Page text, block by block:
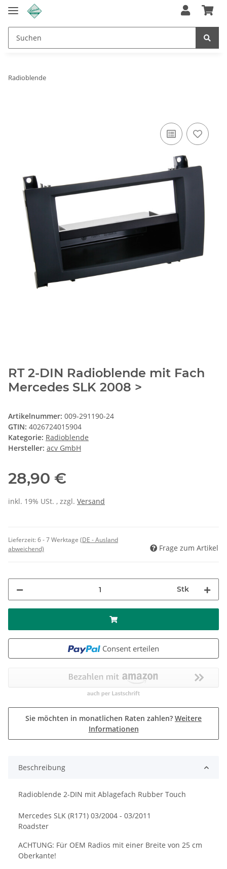
Radioblende
RT 2-DIN Radioblende mit Fach
Mercedes SLK 2008 >
Artikelnummer: 009-291190-24
GTIN: 4026724015904
Kategorie: Radioblende
Hersteller: acv GmbH
28,90 €
inkl. 19% USt. , zzgl. Versand
Lieferzeit:6 - 7 Werktage (DE - Ausland
abweichend)
Frage zum Artikel
Stk
Consent erteilen
Sie möchten in monatlichen Raten zahlen? Weitere
Informationen
Beschreibung
Radioblende 2-DIN mit Ablagefach Rubber Touch
Mercedes SLK (R171) 03/2004 - 03/2011
Roadster
ACHTUNG: Für OEM Radios mit einer Breite von 25 cm
Oberkante!